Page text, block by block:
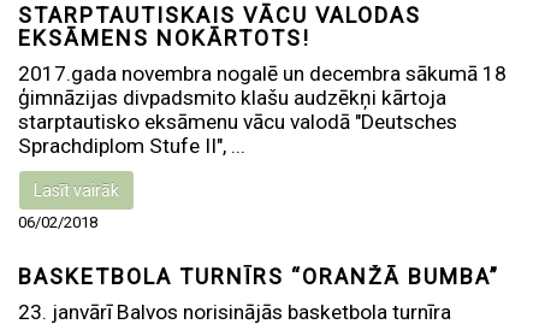
STARPTAUTISKAIS VĀCU VALODAS
EKSĀMENS NOKĀRTOTS!
2017.gada novembra nogalē un decembra sākumā 18
ģimnāzijas divpadsmito klašu audzēkņi kārtoja
starptautisko eksāmenu vācu valodā "Deutsches
Sprachdiplom Stufe II", ...
Lasīt vairāk
06/02/2018
BASKETBOLA TURNĪRS “ORANŽĀ BUMBA”
23. janvārī Balvos norisinājās basketbola turnīra